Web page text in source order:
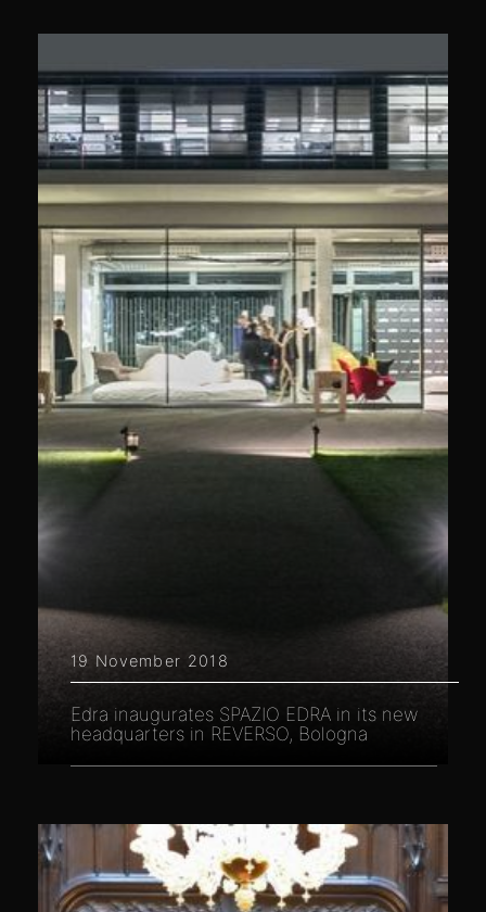
19 November 2018
Edra inaugurates SPAZIO EDRA in its new
headquarters in REVERSO, Bologna